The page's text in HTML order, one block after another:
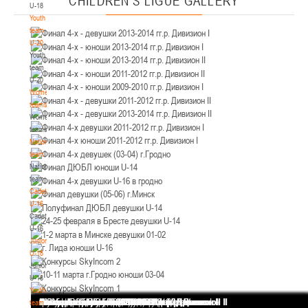
U-18
Youth
team
U-20
Youth
team
U-20
Women's
teams
Women's
teams
National
team
National
team
Cadets
U-16
Cadets
U-16
Juniors
U-18
Juniors
U-18
Youth
team
Уральская 3А
12-14.03.3036
Пинск
U-12, юноши
II тур – юноши 2014-2015 гг.р., Дивизион 1, 12-14 марта 2026 г., г. Пинск, ул.
ул. Пушкина, д. 27
05-07.03.2026
Минск
U-14, юноши
IV тур – юноши 2012-2013 гг.р., Дивизион 1, 05-07 марта 2026 г., г. Минск, ул.
Уральская 3А
05-06.03.2026
U-14, девушки
III тур – девушки 2012-2013 гг.р., Дивизион 1, 05-06 марта 2026 г., г. Гомель,
ул. Б.Хмельницкого, 118а
Финал 4-х - девушки 2013-2014 гг.р. Дивизион I
Финал 4-х - юноши 2013-2014 гг.р. Дивизион I
Финал 4-х - юноши 2013-2014 гг.р. Дивизион II
Финал 4-х - юноши 2011-2012 гг.р. Дивизион II
Финал 4-х - юноши 2009-2010 гг.р. Дивизион I
Финал 4-х - девушки 2011-2012 гг.р. Дивизион II
Финал 4-х - девушки 2013-2014 гг.р. Дивизион II
Финал 4-х девушки 2011-2012 гг.р. Дивизион I
Финал 4-х юноши 2011-2012 гг.р. Дивизион I
Финал 4-х девушек (03-04) г.Гродно
Финал ДЮБЛ юноши U-14
Финал 4-х девушки U-16 в гродно
Финал девушки (05-06) г.Минск
Полуфинал ДЮБЛ девушки U-14
24-25 февраля в Бресте девушки U-14
1-2 марта в Минске девушки 01-02
г. Лида юноши U-16
Конкурсы SkyIncom 2
10-11 марта г.Гродно юноши 03-04
Конкурсы SkyIncom 1
группа "ВКонтакте"